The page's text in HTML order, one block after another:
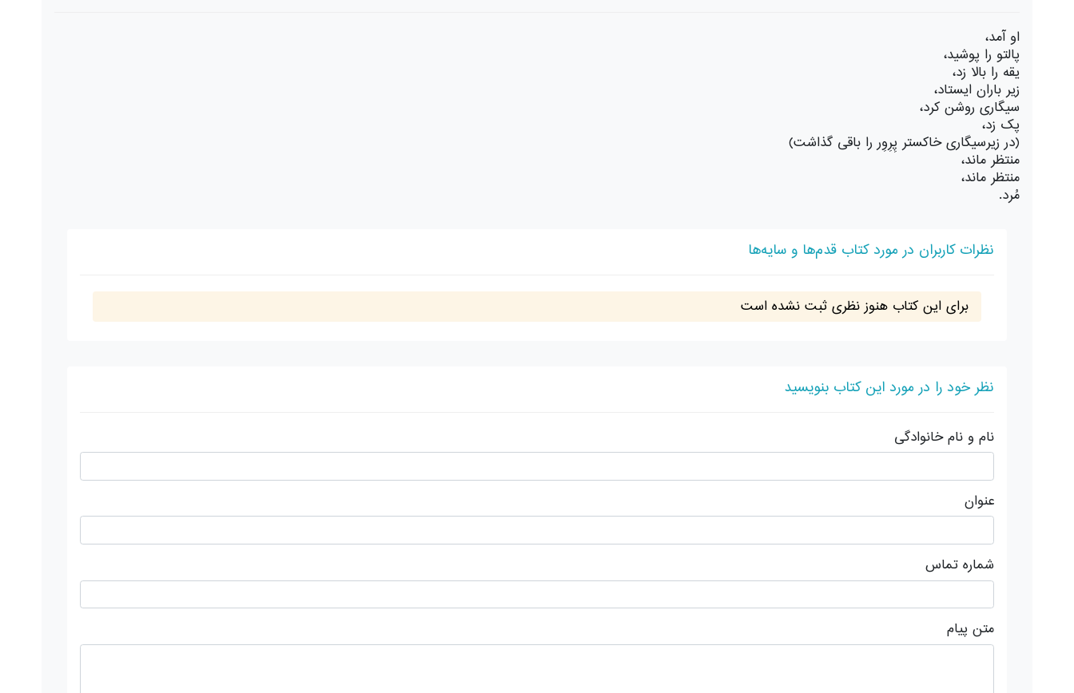
او آمد،
پالتو را پوشید،
یقه را بالا زد،
زیر باران ایستاد،
سیگاری روشن کرد،
پک زد،
(در زیرسیگاری خاکستر پِرِوِر را باقی گذاشت)
منتظر ماند،
منتظر ماند،
مُرد.
نظرات کاربران در مورد کتاب قدم‌ها و سایه‌ها
برای این کتاب هنوز نظری ثبت نشده است
نظر خود را در مورد این کتاب بنویسید
نام و نام خانوادگی
عنوان
شماره تماس
متن پیام